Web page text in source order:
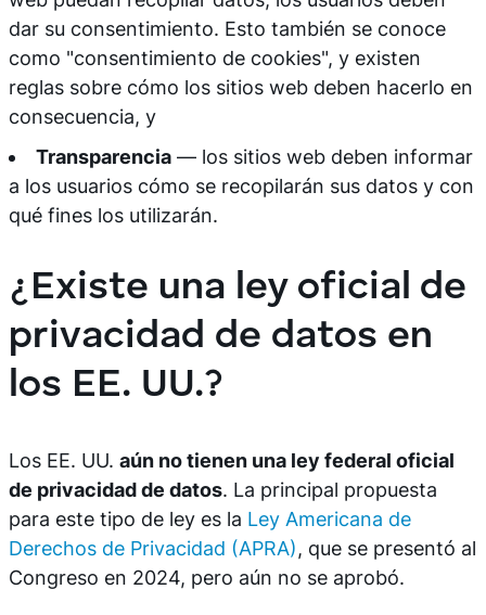
dar su consentimiento. Esto también se conoce
como "consentimiento de cookies", y existen
reglas sobre cómo los sitios web deben hacerlo en
consecuencia, y
Transparencia — los sitios web deben informar
a los usuarios cómo se recopilarán sus datos y con
qué fines los utilizarán.
¿Existe una ley oficial de
privacidad de datos en
los EE. UU.?
Los EE. UU. aún no tienen una ley federal oficial
de privacidad de datos. La principal propuesta
para este tipo de ley es la Ley Americana de
Derechos de Privacidad (APRA), que se presentó al
Congreso en 2024, pero aún no se aprobó.